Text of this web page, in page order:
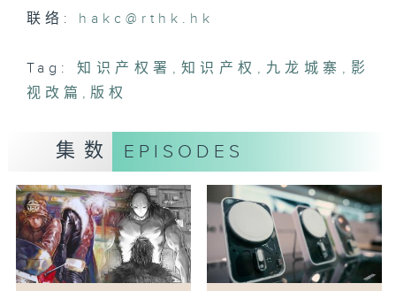
二生命，吸引更多新读者，并创造更高的经
联络: hakc@rthk.hk
Tag: 知识产权署 , 知识产权 , 九龙城寨 , 影
视改篇 , 版权
集数 EPISODES